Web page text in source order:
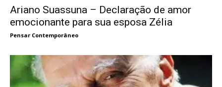
Ariano Suassuna – Declaração de amor
emocionante para sua esposa Zélia
Pensar Contemporâneo